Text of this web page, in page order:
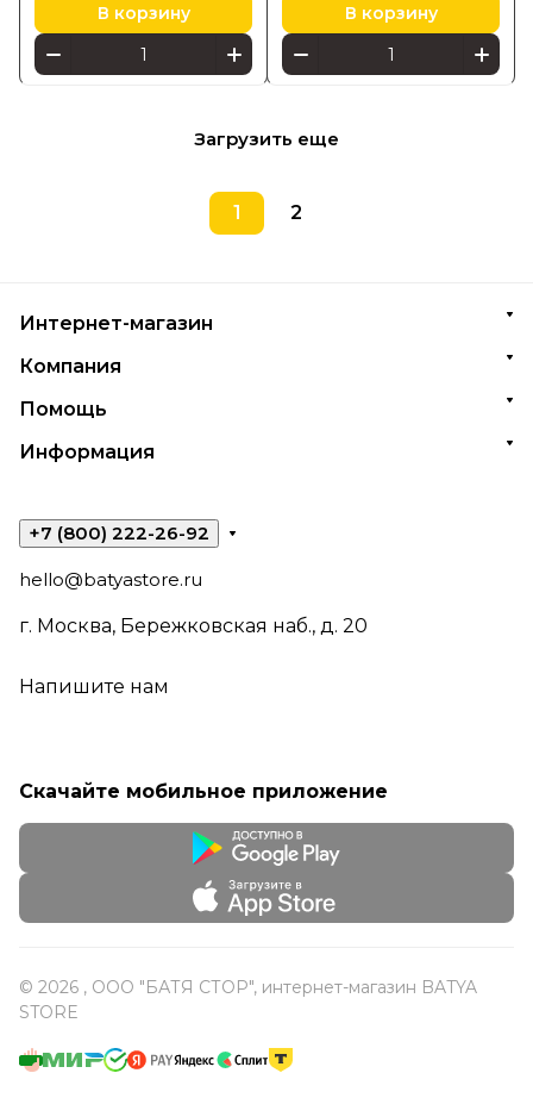
В корзину В корзину
Загрузить еще
1 2
Интернет-магазин
Компания
Помощь
Информация
+7 (800) 222-26-92
hello@batyastore.ru
г. Москва, Бережковская наб., д. 20
Напишите нам
Скачайте мобильное приложение
© 2026 , ООО "БАТЯ СТОР", интернет-магазин BATYA
STORE